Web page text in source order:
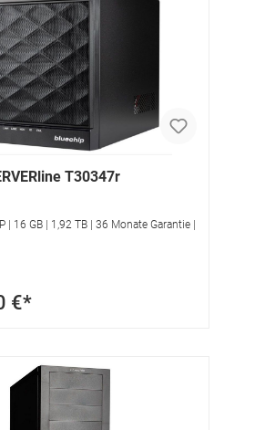
T30347r
| 16 GB | 1,92 TB | 36 Monate Garantie |
€*